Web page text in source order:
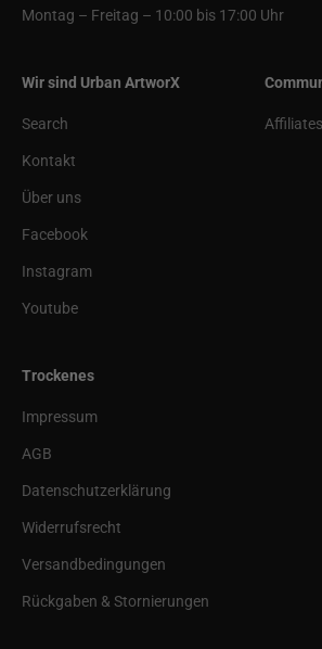
Montag – Freitag – 10:00 bis 17:00 Uhr
Wir sind Urban ArtworX
Search
Kontakt
Über uns
Facebook
Instagram
Youtube
Trockenes
Impressum
AGB
Datenschutzerklärung
Widerrufsrecht
Versandbedingungen
Rückgaben & Stornierungen